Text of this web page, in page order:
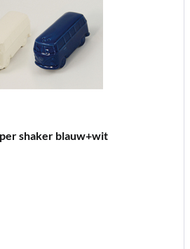
shaker blauw+wit